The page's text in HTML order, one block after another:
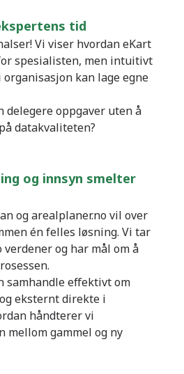
tid
Vi viser hvordan eKart
spesialisten, men intuitivt
kan lage egne
delegere oppgaver uten å
datakvaliteten?
og innsyn smelter
og arealplaner.no vil over
én felles løsning. Vi tar
og har mål om å
samhandle effektivt om
eksternt direkte i
håndterer vi
mellom gammel og ny